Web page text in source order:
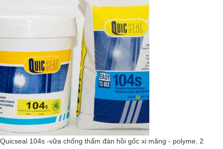
Quicseal 104s -vữa chống thấm đàn hồi gốc xi măng - polyme, 2